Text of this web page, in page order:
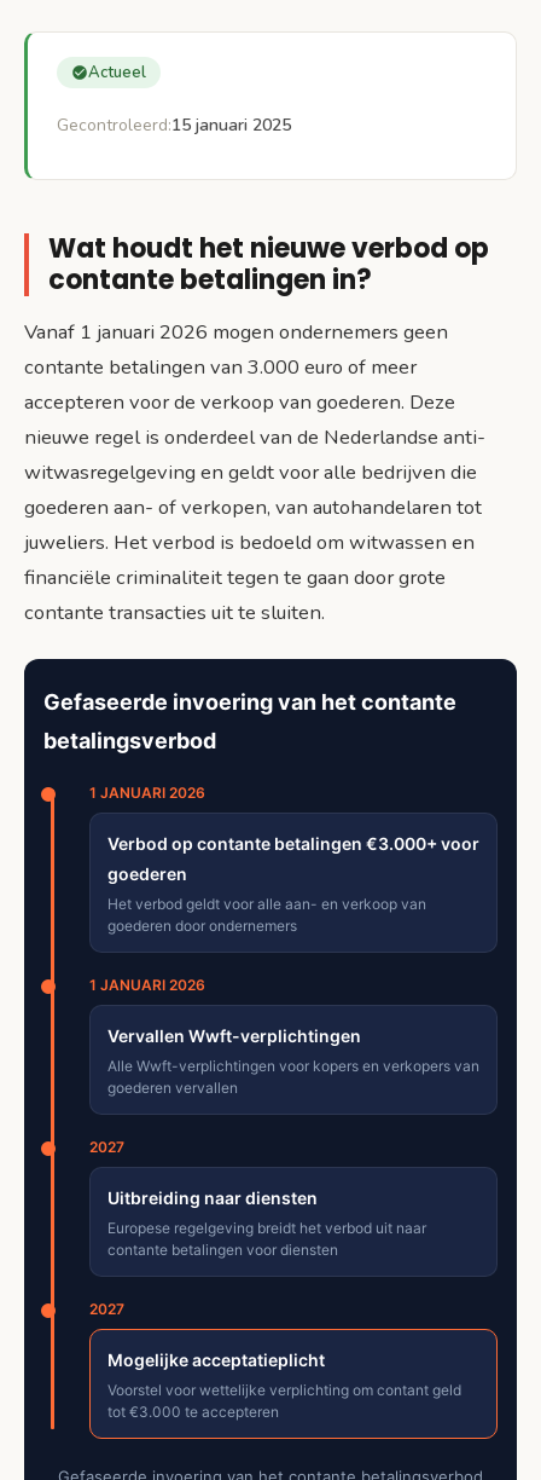
Actueel
Gecontroleerd:15 januari 2025
Wat houdt het nieuwe verbod op
contante betalingen in?
Vanaf 1 januari 2026 mogen ondernemers geen
contante betalingen van 3.000 euro of meer
accepteren voor de verkoop van goederen. Deze
nieuwe regel is onderdeel van de Nederlandse anti-
witwasregelgeving en geldt voor alle bedrijven die
goederen aan- of verkopen, van autohandelaren tot
juweliers. Het verbod is bedoeld om witwassen en
financiële criminaliteit tegen te gaan door grote
contante transacties uit te sluiten.
Gefaseerde invoering van het contante
betalingsverbod
1 JANUARI 2026
Verbod op contante betalingen €3.000+ voor
goederen
Het verbod geldt voor alle aan- en verkoop van
goederen door ondernemers
1 JANUARI 2026
Vervallen Wwft-verplichtingen
Alle Wwft-verplichtingen voor kopers en verkopers van
goederen vervallen
2027
Uitbreiding naar diensten
Europese regelgeving breidt het verbod uit naar
contante betalingen voor diensten
2027
Mogelijke acceptatieplicht
Voorstel voor wettelijke verplichting om contant geld
tot €3.000 te accepteren